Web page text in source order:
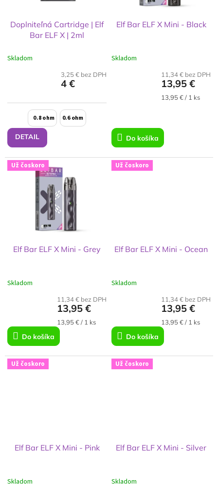
t
Doplniteľná Cartridge | Elf
Bar ELF X | 2ml
Skladom
3,25 € bez DPH
4 €
DETAIL
0.8 ohm 0.6 ohm
Elf Bar ELF X Mini - Black
Skladom
11,34 € bez DPH
13,95 €
Jednotková
13,95 € / 1 ks
Do košíka
Už čoskoro
Elf Bar ELF X Mini - Grey
Skladom
11,34 € bez DPH
13,95 €
Jednotková
cena:
13,95 € / 1 ks
Do košíka
Už čoskoro
Elf Bar ELF X Mini - Ocean
Skladom
11,34 € bez DPH
13,95 €
Jednotková
cena:
13,95 € / 1 ks
Do košíka
Už čoskoro
Elf Bar ELF X Mini - Pink
Skladom
Už čoskoro
Elf Bar ELF X Mini - Silver
Skladom